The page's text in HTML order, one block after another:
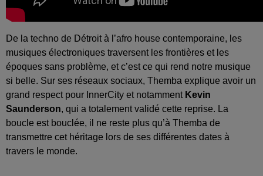
De la techno de Détroit à l’afro house contemporaine, les
musiques électroniques traversent les frontières et les
époques sans problème, et c’est ce qui rend notre musique
si belle. Sur ses réseaux sociaux, Themba explique avoir un
grand respect pour InnerCity et notamment Kevin
Saunderson, qui a totalement validé cette reprise. La
boucle est bouclée, il ne reste plus qu’à Themba de
transmettre cet héritage lors de ses différentes dates à
travers le monde.